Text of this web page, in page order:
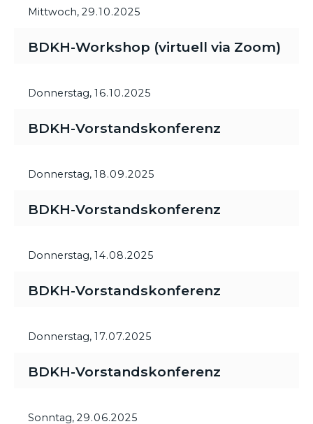
Mittwoch, 29.10.2025
BDKH-Workshop (virtuell via Zoom)
Donnerstag, 16.10.2025
BDKH-Vorstandskonferenz
Donnerstag, 18.09.2025
BDKH-Vorstandskonferenz
Donnerstag, 14.08.2025
BDKH-Vorstandskonferenz
Donnerstag, 17.07.2025
BDKH-Vorstandskonferenz
Sonntag, 29.06.2025